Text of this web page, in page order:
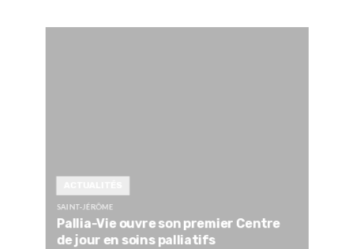
SAINT-JÉRÔME
Pallia-Vie ouvre son premier Centre
de jour en soins palliatifs